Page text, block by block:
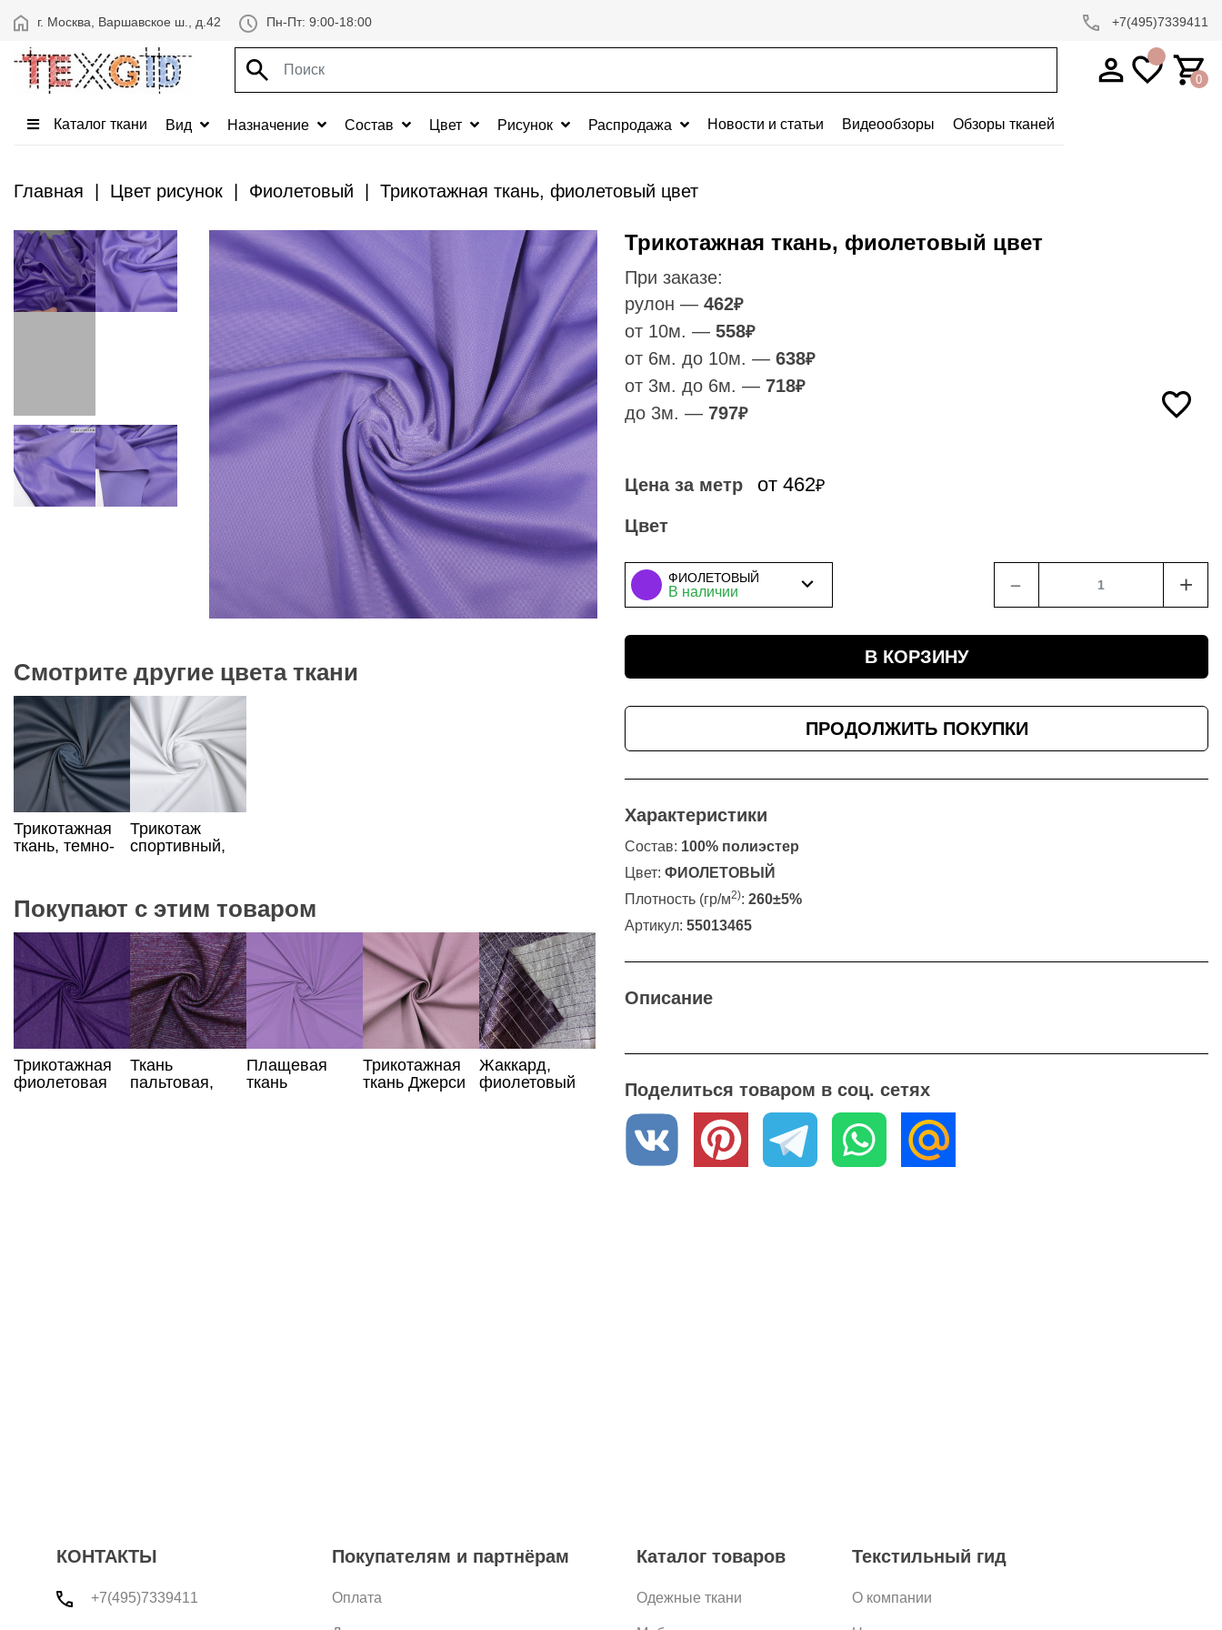
г. Москва, Варшавское ш., д.42 Пн-Пт: 9:00-18:00 +7(495)7339411
0
Каталог ткани Вид Назначение Состав Цвет Рисунок Распродажа Новости и статьи Видеообзоры Обзоры тканей
Главная Цвет рисунок Фиолетовый Трикотажная ткань, фиолетовый цвет
Трикотажная ткань, фиолетовый цвет
При заказе:
рулон — 462₽
от 10м. — 558₽
от 6м. до 10м. — 638₽
от 3м. до 6м. — 718₽
до 3м. — 797₽
Цена за метр от 462₽
Цвет
ФИОЛЕТОВЫЙ
В наличии ﹣ +
В КОРЗИНУ
ПРОДОЛЖИТЬ ПОКУПКИ
Характеристики
Состав: 100% полиэстер
Цвет: ФИОЛЕТОВЫЙ
Плотность (гр/м2): 260±5%
Артикул: 55013465
Описание
Поделиться товаром в соц. сетях
Смотрите другие цвета ткани
Трикотажная
ткань, темно-
Трикотаж
спортивный,
Покупают с этим товаром
Трикотажная
фиолетовая
Ткань
пальтовая,
Плащевая
ткань
Трикотажная
ткань Джерси
Жаккард,
фиолетовый
КОНТАКТЫ
+7(495)7339411
Покупателям и партнёрам
Оплата
Каталог товаров
Одежные ткани
Текстильный гид
О компании